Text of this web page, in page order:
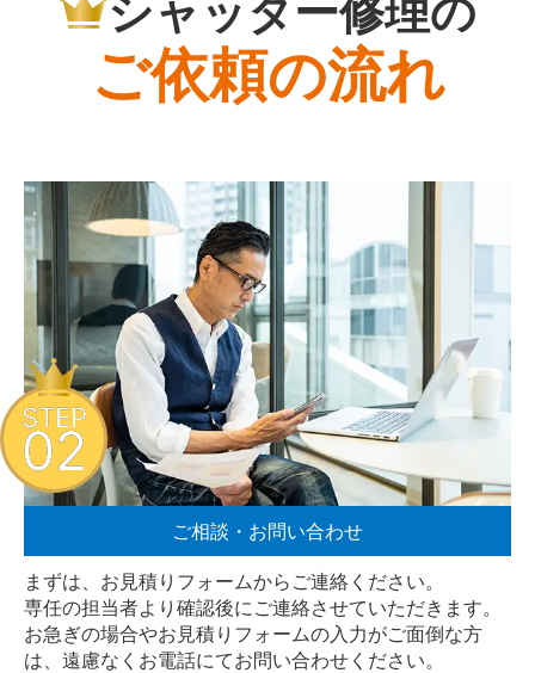
シャッター修理の
ご依頼の流れ
ご相談・お問い合わせ
まずは、お見積りフォームからご連絡ください。
専任の担当者より確認後にご連絡させていただきます。
お急ぎの場合やお見積りフォームの入力がご面倒な方
は、遠慮なく お電話にてお問い合わせください。
STEP
02